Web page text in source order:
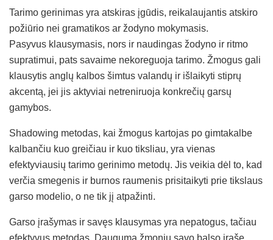
Tarimo gerinimas yra atskiras įgūdis, reikalaujantis atskiro
požiūrio nei gramatikos ar žodyno mokymasis.
Pasyvus klausymasis, nors ir naudingas žodyno ir ritmo
supratimui, pats savaime nekoreguoja tarimo. Žmogus gali
klausytis anglų kalbos šimtus valandų ir išlaikyti stiprų
akcentą, jei jis aktyviai netreniruoja konkrečių garsų
gamybos.
Shadowing metodas, kai žmogus kartojas po gimtakalbe
kalbančiu kuo greičiau ir kuo tiksliau, yra vienas
efektyviausių tarimo gerinimo metodų. Jis veikia dėl to, kad
verčia smegenis ir burnos raumenis prisitaikyti prie tikslaus
garso modelio, o ne tik jį atpažinti.
Garso įrašymas ir savęs klausymas yra nepatogus, tačiau